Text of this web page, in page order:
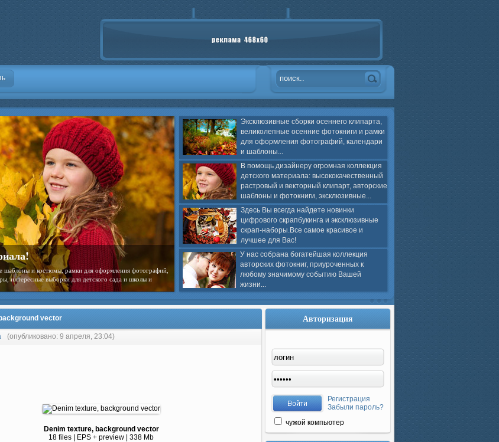
Эксклюзивные сборки осеннего клипарта,
великолепные осенние фотокниги и рамки
для оформления фотографий, календари
и шаблоны...
В помощь дизайнеру огромная коллекция
детского материала: высококачественный
растровый и векторный клипарт, авторские
шаблоны и фотокниги, эксклюзивные...
Здесь Вы всегда найдете новинки
цифрового скрапбукинга и эксклюзивные
скрап-наборы.Все самое красивое и
лучшее для Вас!
У нас собрана богатейшая коллекция
авторских фотокниг, приуроченных к
любому значимому событию Вашей
жизни...
шаблоны и костюмы, рамки для оформления фотографий,
интересные выборки для детского сада и школы и
vector
(опубликовано: 9 апреля, 23:04)
Denim texture, background vector
18 files | EPS + preview | 338 Mb
Авторизация
Регистрация
Забыли пароль?
чужой компьютер